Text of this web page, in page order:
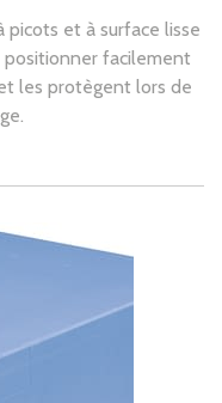
picots et à surface lisse
facilement
les protègent lors de